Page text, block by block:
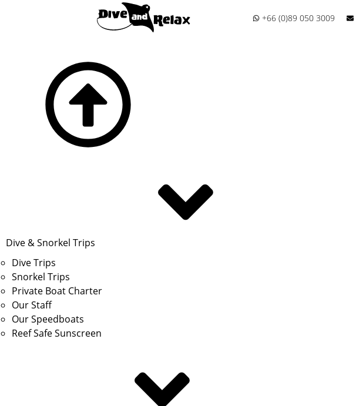
+66 (0)89 050 3009
Dive & Snorkel Trips
Dive Trips
Snorkel Trips
Private Boat Charter
Our Staff
Our Speedboats
Reef Safe Sunscreen